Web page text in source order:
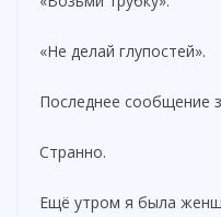
«Не делай глупостей».
Последнее сообщение
Странно.
Ещё утром я была